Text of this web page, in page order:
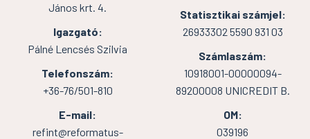
János krt. 4.
Igazgató:
Pálné Lencsés Szilvia
Telefonszám:
+36-76/501-810
E-mail:
refint@reformatus-
Statisztikai számjel:
26933302 5590 931 03
Számlaszám:
10918001-00000094-
89200008 UNICREDIT B.
OM:
039196